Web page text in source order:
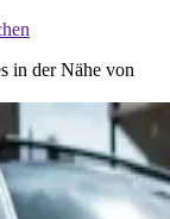
in der Nähe von